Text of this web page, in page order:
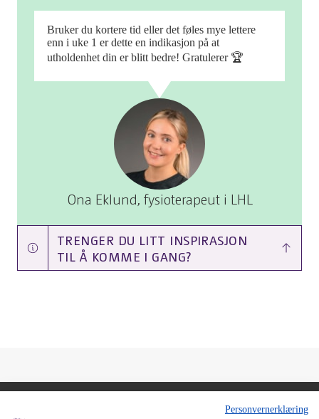
Bruker du kortere tid eller det føles mye lettere
enn i uke 1 er dette en indikasjon på at
utholdenhet din er blitt bedre! Gratulerer 🏆
Ona Eklund, fysioterapeut i LHL
TRENGER DU LITT INSPIRASJON
TIL Å KOMME I GANG?
Personvernerklæring